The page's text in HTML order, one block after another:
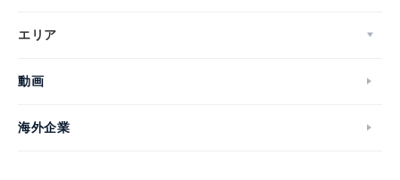
エリア
動画
海外企業